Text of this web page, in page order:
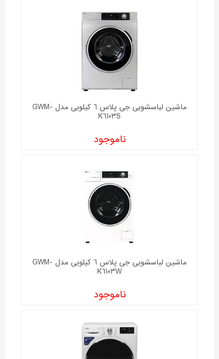
ماشین لباسشویی جی پلاس 6 کیلویی مدل GWM-
K6103S
ناموجود
ماشین لباسشویی جی پلاس 6 کیلویی مدل GWM-
K6103W
ناموجود